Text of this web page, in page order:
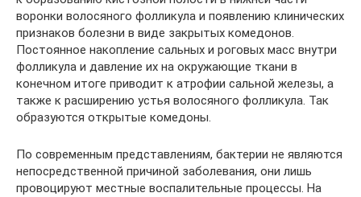
воронки волосяного фолликула и появлению клинических
признаков болезни в виде закрытых комедонов.
Постоянное накопление сальных и роговых масс внутри
фолликула и давление их на окружающие ткани в
конечном итоге приводит к атрофии сальной железы, а
также к расширению устья волосяного фолликула. Так
образуются открытые комедоны.
По современным представлениям, бактерии не являются
непосредственной причиной заболевания, они лишь
провоцируют местные воспалительные процессы. На